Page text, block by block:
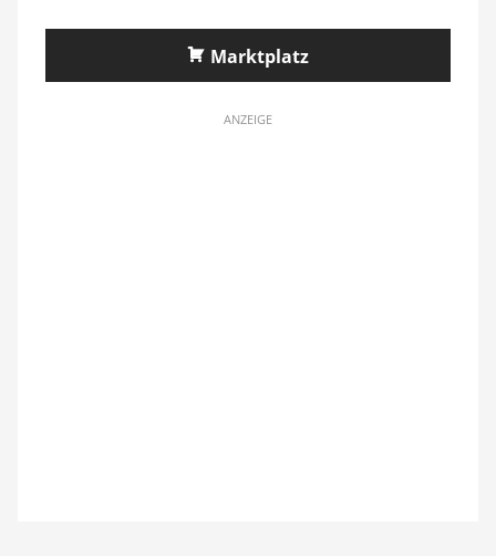
Marktplatz
ANZEIGE